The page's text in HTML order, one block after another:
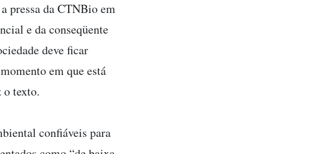
pressa da CTNBio em
e da conseqüente
deve ficar
em que está
o texto.
confiáveis para